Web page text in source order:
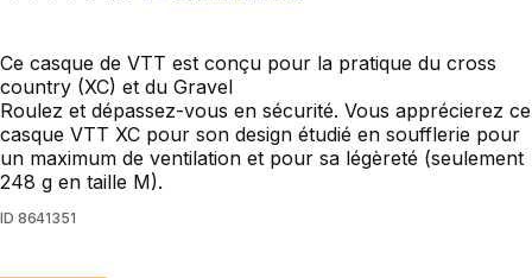
Ce casque de VTT est conçu pour la pratique du cross
country (XC) et du Gravel
Roulez et dépassez-vous en sécurité. Vous apprécierez ce
casque VTT XC pour son design étudié en soufflerie pour
un maximum de ventilation et pour sa légèreté (seulement
248 g en taille M).
ID 8641351